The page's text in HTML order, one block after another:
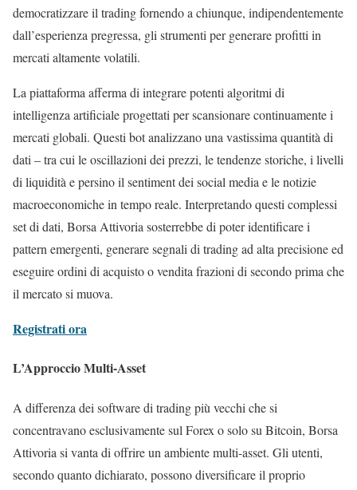
democratizzare il trading fornendo a chiunque, indipendentemente
dall’esperienza pregressa, gli strumenti per generare profitti in
mercati altamente volatili.
La piattaforma afferma di integrare potenti algoritmi di
intelligenza artificiale progettati per scansionare continuamente i
mercati globali. Questi bot analizzano una vastissima quantità di
dati – tra cui le oscillazioni dei prezzi, le tendenze storiche, i livelli
di liquidità e persino il sentiment dei social media e le notizie
macroeconomiche in tempo reale. Interpretando questi complessi
set di dati, Borsa Attivoria sosterrebbe di poter identificare i
pattern emergenti, generare segnali di trading ad alta precisione ed
eseguire ordini di acquisto o vendita frazioni di secondo prima che
il mercato si muova.
Registrati ora
L’Approccio Multi-Asset
A differenza dei software di trading più vecchi che si
concentravano esclusivamente sul Forex o solo su Bitcoin, Borsa
Attivoria si vanta di offrire un ambiente multi-asset. Gli utenti,
secondo quanto dichiarato, possono diversificare il proprio